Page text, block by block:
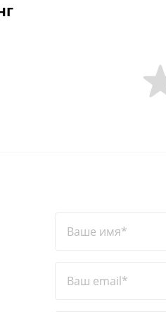
Ваше имя*
Ваш email*